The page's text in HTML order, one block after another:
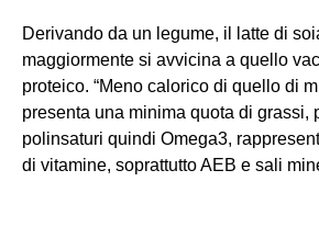
Derivando da un legume, il latte di
maggiormente si avvicina a quello
proteico. “Meno calorico di quello di
presenta una minima quota di grassi,
polinsaturi quindi Omega3,
di vitamine, soprattutto AEB e sali